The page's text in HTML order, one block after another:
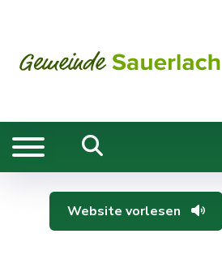
Website vorlesen